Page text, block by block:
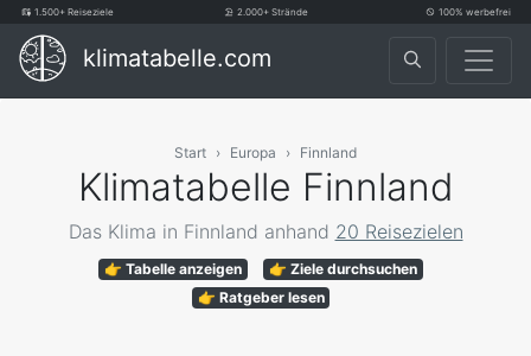
1.500+ Reiseziele 2.000+ Strände 100% werbefrei
klimatabelle.com
Start Europa Finnland
Klimatabelle Finnland
Das Klima in Finnland anhand 20 Reisezielen
👉 Tabelle anzeigen
👉 Ziele durchsuchen
👉 Ratgeber lesen